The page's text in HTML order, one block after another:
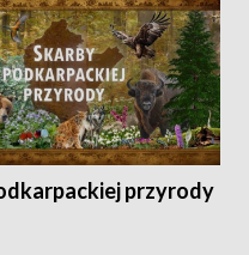
przyrody